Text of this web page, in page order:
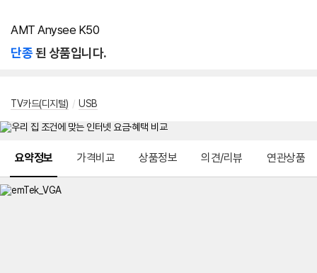
AMT Anysee K50
단종된 상품입니다.
TV카드(디지털) / USB
요약정보 가격비교 상품정보 의견/리뷰 연관상품